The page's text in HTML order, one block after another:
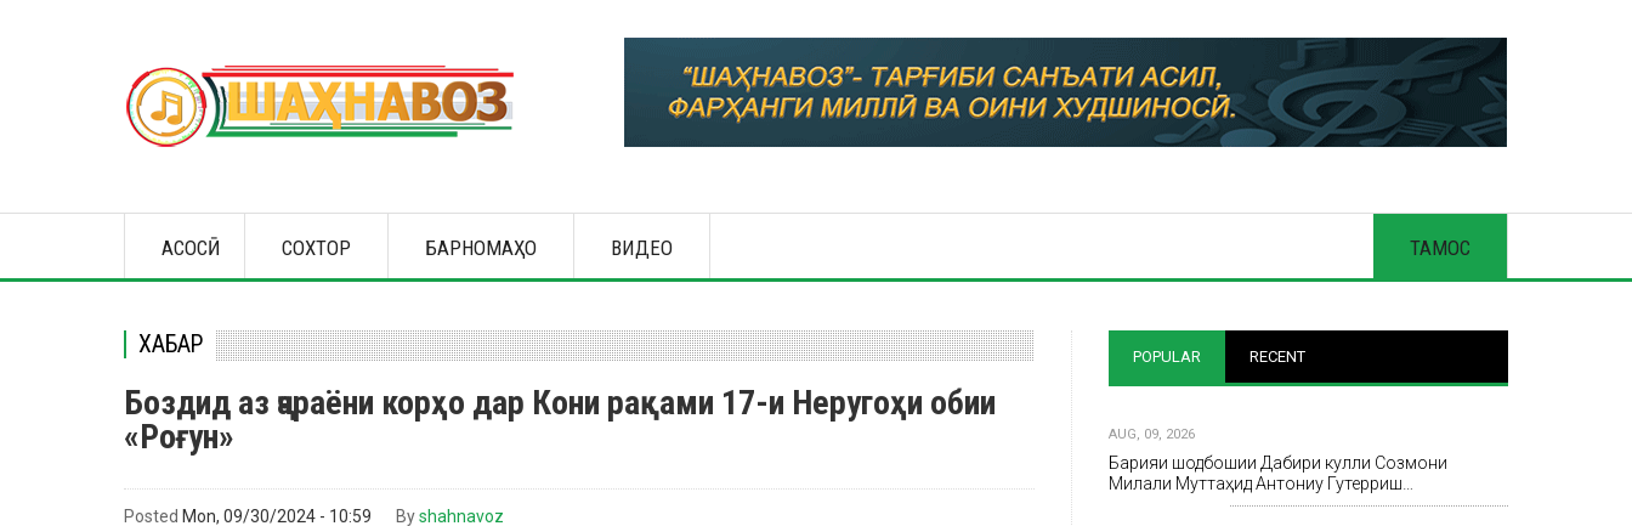
navigation
АСОСӢ СОХТОР БАРНОМАҲО ВИДЕО ТАМОС
ХАБАР
Боздид аз ҷараёни корҳо дар Кони рақами 17-и Неругоҳи обии
«Роғун»
Posted Mon, 09/30/2024 - 10:59 Byshahnavoz
POPULAR RECENT
AUG, 09, 2026
Барқияи шодбошии Дабири кулли Созмони
Милали Муттаҳид Антониу Гутерриш…